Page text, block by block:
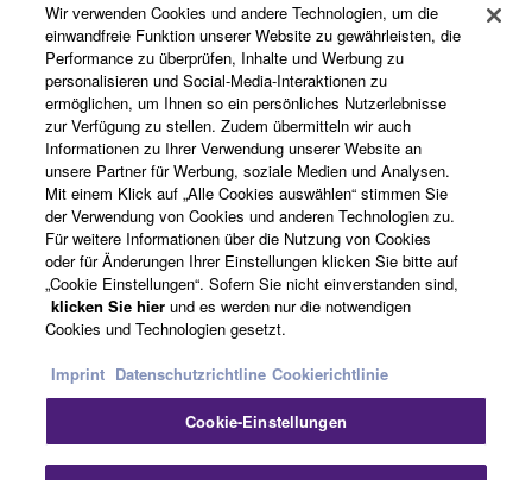
Über Yamaha
Schweiz Suisse Svizzera - German
Business
KontaktNutzungsbedingungenDatenschutzerklärung
CookierichtlinieImpressum
Wir verwenden Cookies und andere Technologien, um die
einwandfreie Funktion unserer Website zu gewährleisten, die
Performance zu überprüfen, Inhalte und Werbung zu
personalisieren und Social-Media-Interaktionen zu
ermöglichen, um Ihnen so ein persönliches Nutzerlebnisse
zur Verfügung zu stellen. Zudem übermitteln wir auch
Informationen zu Ihrer Verwendung unserer Website an
unsere Partner für Werbung, soziale Medien und Analysen.
Mit einem Klick auf „Alle Cookies auswählen“ stimmen Sie
der Verwendung von Cookies und anderen Technologien zu.
Für weitere Informationen über die Nutzung von Cookies
oder für Änderungen Ihrer Einstellungen klicken Sie bitte auf
„Cookie Einstellungen“. Sofern Sie nicht einverstanden sind,
klicken Sie hier und es werden nur die notwendigen
Cookies und Technologien gesetzt.
Imprint Datenschutzrichtline Cookierichtlinie
Cookie-Einstellungen